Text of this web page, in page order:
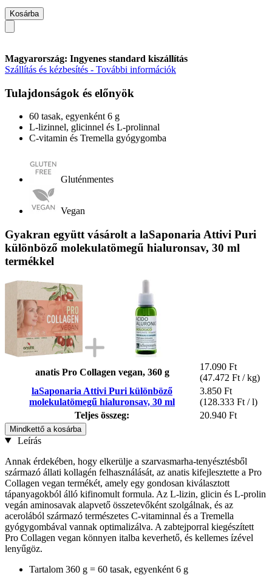
Kosárba
Magyarország: Ingyenes standard kiszállítás
Szállítás és kézbesítés - További információk
Tulajdonságok és előnyök
60 tasak, egyenként 6 g
L-lizinnel, glicinnel és L-prolinnal
C-vitamin és Tremella gyógygomba
Gluténmentes
Vegan
Gyakran együtt vásárolt a laSaponaria Attivi Puri
különböző molekulatömegű hialuronsav, 30 ml
termékkel
anatis Pro Collagen vegan, 360 g
17.090 Ft
(47.472 Ft / kg)
laSaponaria Attivi Puri különböző
molekulatömegű hialuronsav, 30 ml
3.850 Ft
(128.333 Ft / l)
Teljes összeg:
20.940 Ft
Mindkettő a kosárba
Leírás
Annak érdekében, hogy elkerülje a szarvasmarha-tenyésztésből
származó állati kollagén felhasználását, az anatis kifejlesztette a Pro
Collagen vegan termékét, amely egy gondosan kiválasztott
tápanyagokból álló kifinomult formula. Az L-lizin, glicin és L-prolin
vegán aminosavak alapvető összetevőként szolgálnak, és az
acerolából származó természetes C-vitaminnal és a Tremella
gyógygombával vannak optimalizálva. A zabtejporral kiegészített
Pro Collagen vegan könnyen italba keverhető, és kellemes ízével
lenyűgöz.
Tartalom 360 g = 60 tasak, egyenként 6 g